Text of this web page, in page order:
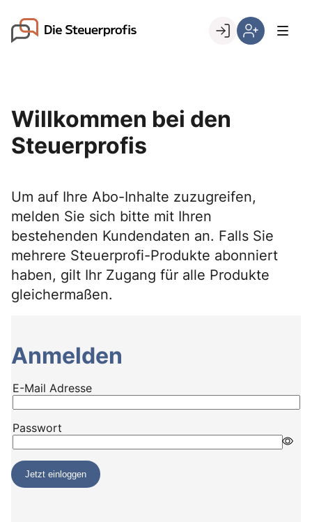
content
Go to landing page.
sind
Willkommen bei den
Steuerprofis
Um auf Ihre Abo-Inhalte zuzugreifen,
melden Sie sich bitte mit Ihren
bestehenden Kundendaten an. Falls Sie
mehrere Steuerprofi-Produkte abonniert
haben, gilt Ihr Zugang für alle Produkte
gleichermaßen.
Anmelden